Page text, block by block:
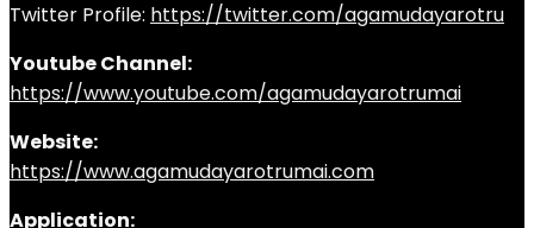
Twitter Profile: https://twitter.com/agamudayarotru
Youtube Channel:
https://www.youtube.com/agamudayarotrumai
Website:
https://www.agamudayarotrumai.com
Application: